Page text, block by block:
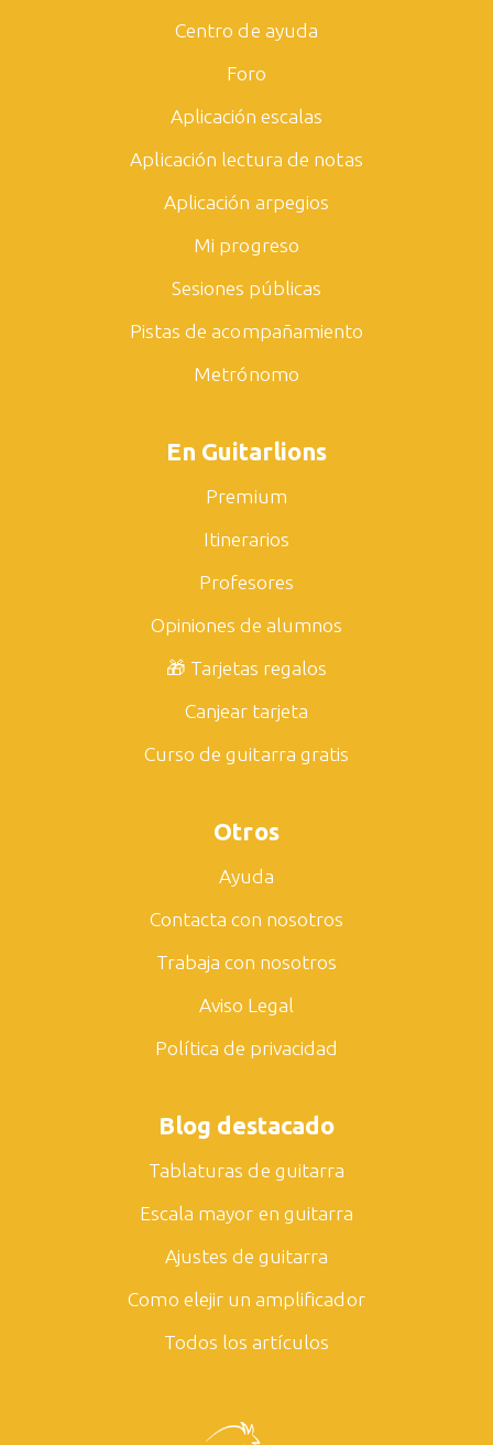
Centro de ayuda
Foro
Aplicación escalas
Aplicación lectura de notas
Aplicación arpegios
Mi progreso
Sesiones públicas
Pistas de acompañamiento
Metrónomo
En Guitarlions
Premium
Itinerarios
Profesores
Opiniones de alumnos
🎁 Tarjetas regalos
Canjear tarjeta
Curso de guitarra gratis
Otros
Ayuda
Contacta con nosotros
Trabaja con nosotros
Aviso Legal
Política de privacidad
Blog destacado
Tablaturas de guitarra
Escala mayor en guitarra
Ajustes de guitarra
Como elejir un amplificador
Todos los artículos